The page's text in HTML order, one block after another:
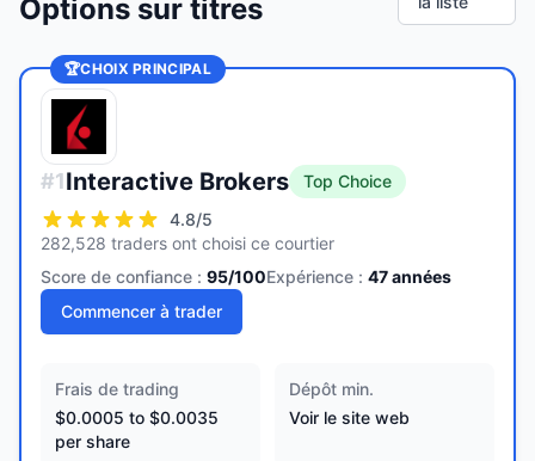
Options sur titres
🏆CHOIX PRINCIPAL
#1Interactive Brokers
Top Choice
4.8/5
282,528 traders ont choisi ce courtier
Score de confiance : 95/100Expérience : 47années
Commencer à trader
Frais de trading
$0.0005 to $0.0035
per share
Dépôt min.
Voir le site web